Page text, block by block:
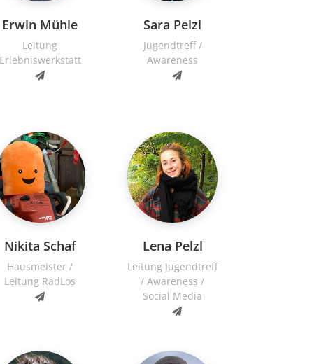
Erwin Mühle
Leitung
Erlebniswerkstatt
Sara Pelzl
Jugendtreff /
Awareness
Nikita Schaf
Hausmeister /
Leitung RadLos
Lena Pelzl
Leitung Jugendtreff
/ Awareness /
Social Media